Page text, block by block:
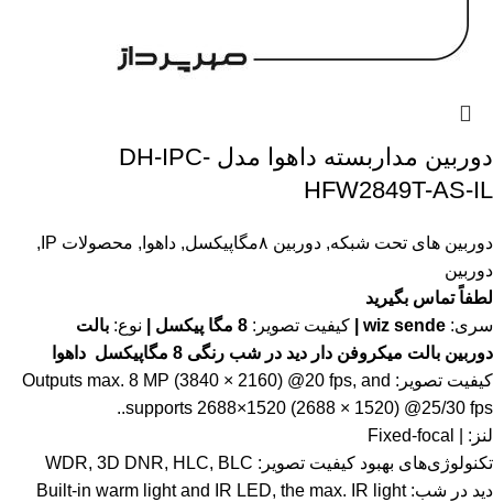
دوربین مداربسته داهوا مدل DH-IPC-
HFW2849T-AS-IL
دوربین های تحت شبکه, دوربین ۸مگاپیکسل , داهوا , محصولات IP
,
دوربین
لطفاً تماس بگیرید
سری: wiz sende | کیفیت تصویر: نوع: بالت
دوربین بالت میکروفن دار دید در شب رنگی 8 مگاپیکسل داهوا
کیفیت تصویر: Outputs max. 8 MP (3840 × 2160) @20 fps, and
supports 2688×1520 (2688 × 1520) @25/30 fps..
لنز: | Fixed-focal
تکنولوژی‌های بهبود کیفیت تصویر: WDR, 3D DNR, HLC, BLC
دید در شب: Built-in warm light and IR LED, the max. IR light